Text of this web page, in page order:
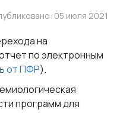
05 июля 2021
на
по электронным
от ПФР).
программ для